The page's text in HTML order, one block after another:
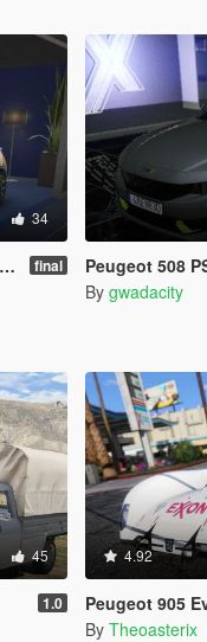
34
final Peugeot 508
By gwadacity
45
1.0
4.92
Peugeot 905 Evo 1C #3
By Theoasterix